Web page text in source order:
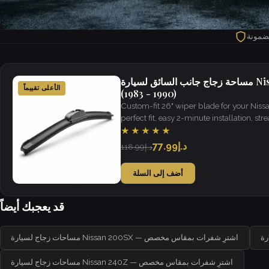
الأعلى تقييماً
مساحة زجاج جانب السائق لسيارة Nissan Pulsar NX
(1983 - 1990)
Custom-fit 26" wiper blade for your
perfect fit, easy 2-minute installation,
weather.
★★★★★
د.إ118.99
د.إ77.99
أضف إلى السلة
قد يعجبك أيضاً
مساحات زجاج لسيارة Nissan 200SX — اشترِ شفرات بمقاس مخصص
مساحات زجاج لسيارة Nissan 240Z — اشترِ شفرات بمقاس مخصص